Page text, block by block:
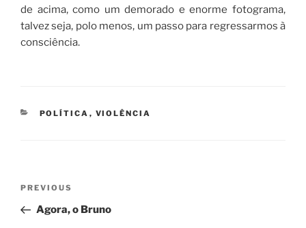
de acima, como um demorado e enorme fotograma,
talvez seja, polo menos, um passo para regressarmos à
consciência.
CATEGORIES
POLÍTICA , VIOLÊNCIA
Navegação
artigos
Previous
Post
PREVIOUS
Agora, o Bruno